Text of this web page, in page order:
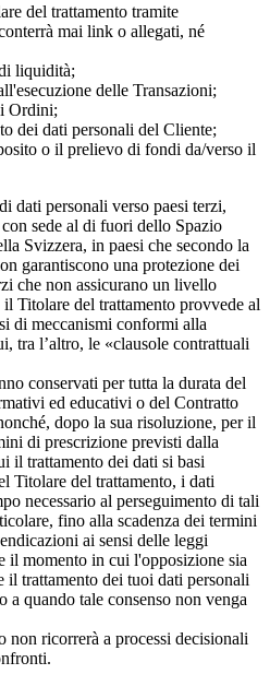
del trattamento tramite
mai link o allegati, né
liquidità;
delle Transazioni;
Ordini;
dei dati personali del Cliente;
o il prelievo di fondi da/verso il
dati personali verso paesi terzi,
sede al di fuori dello Spazio
Svizzera, in paesi che secondo la
garantiscono una protezione dei
che non assicurano un livello
Titolare del trattamento provvede al
di meccanismi conformi alla
tra l’altro, le «clausole contrattuali
conservati per tutta la durata del
ed educativi o del Contratto
dopo la sua risoluzione, per il
di prescrizione previsti dalla
il trattamento dei dati si basi
Titolare del trattamento, i dati
necessario al perseguimento di tali
fino alla scadenza dei termini
ai sensi delle leggi
il momento in cui l'opposizione sia
il trattamento dei tuoi dati personali
a quando tale consenso non venga
non ricorrerà a processi decisionali